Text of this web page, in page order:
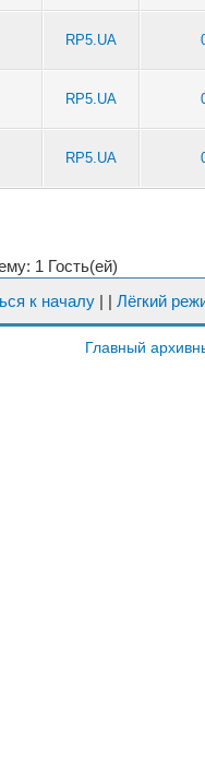
RP5.UA
RP5.UA
RP5.UA
1 Гость(ей)
к началу | | Лёгкий
Главный